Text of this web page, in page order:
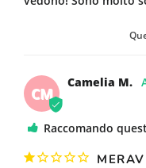
CM
Camelia M.
Raccomando